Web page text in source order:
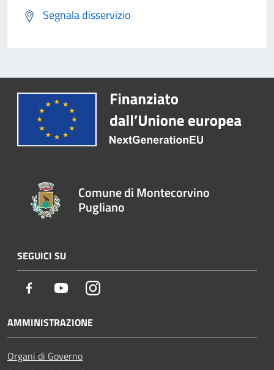
Segnala disservizio
Comune di Montecorvino
Pugliano
SEGUICI SU
Facebook YoutubeInstagram
AMMINISTRAZIONE
Organi di Governo